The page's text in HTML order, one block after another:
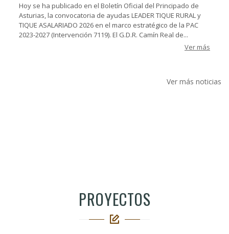
Hoy se ha publicado en el Boletín Oficial del Principado de
Asturias, la convocatoria de ayudas LEADER TIQUE RURAL y
TIQUE ASALARIADO 2026 en el marco estratégico de la PAC
2023-2027 (Intervención 7119). El G.D.R. Camín Real de...
Ver más
Ver más noticias
PROYECTOS